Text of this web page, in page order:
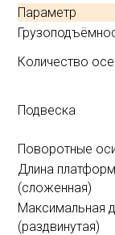
Параметр
Количество
Подвеска
Поворотные
Длина
(сложенная)
Максимальная
(раздвинутая)